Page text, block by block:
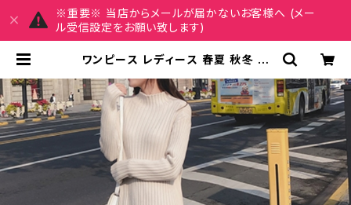
※重要※ 当店からメールが届かないお客様へ (メー
ル受信設定をお願い致します)
ワンピース レディース 春夏 秋冬 春
ワンピース 長袖 ミモレ丈 リブ ニット
ワンピ リブニット 長袖ワンピース リ
ブ ミディアムワンピース きれいめ 韓
国 タイトニットワンピース ミモレ ひ
ざ丈ワンピース 韓国ファッション OL
カジュアル ハイネック アイボリー ピ
ンクパープル ブラック シンプル 10代
20代 30代 40代 C-OSS0089 |
REIRSE レイルセ 20代,30代,40代
レディースファッション 通販